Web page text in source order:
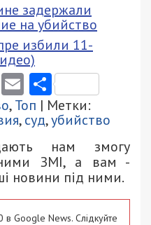
задержали
на убийство
избили 11-
ViberEmail
,Топ | Метки:
,суд,убийство
нам змогу
ЗМІ, а вам -
новини під ними.
Google News. Слідкуйте